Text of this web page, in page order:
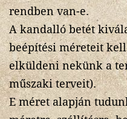
rendben van-e.
A kandalló betét
beépítési méreteit
elküldeni nekünk a
műszaki terveit).
E méret alapján